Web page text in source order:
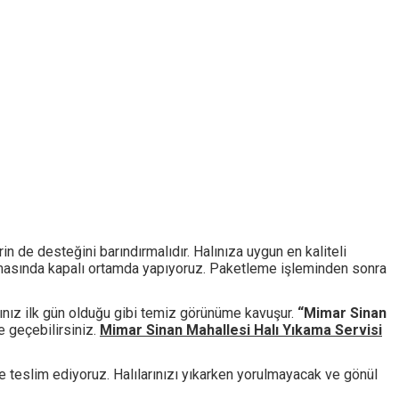
desteğini barındırmalıdır. Halınıza uygun en kaliteli
kapalı ortamda yapıyoruz. Paketleme işleminden sonra
ilk gün olduğu gibi temiz görünüme kavuşur. “Mimar Sinan
geçebilirsiniz. Mimar Sinan Mahallesi Halı Yıkama Servisi
ediyoruz. Halılarınızı yıkarken yorulmayacak ve gönül